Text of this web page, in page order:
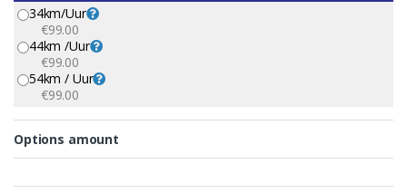
34km/uur
€99.00
44km /uur
€99.00
54km / Uur
€99.00
Options amount